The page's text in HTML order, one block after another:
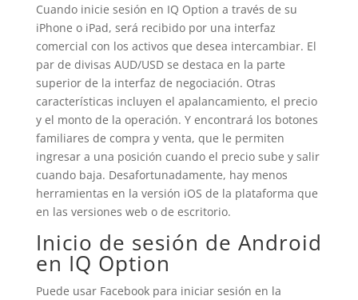
Cuando inicie sesión en IQ Option a través de su
iPhone o iPad, será recibido por una interfaz
comercial con los activos que desea intercambiar. El
par de divisas AUD/USD se destaca en la parte
superior de la interfaz de negociación. Otras
características incluyen el apalancamiento, el precio
y el monto de la operación. Y encontrará los botones
familiares de compra y venta, que le permiten
ingresar a una posición cuando el precio sube y salir
cuando baja. Desafortunadamente, hay menos
herramientas en la versión iOS de la plataforma que
en las versiones web o de escritorio.
Inicio de sesión de Android
en IQ Option
Puede usar Facebook para iniciar sesión en la